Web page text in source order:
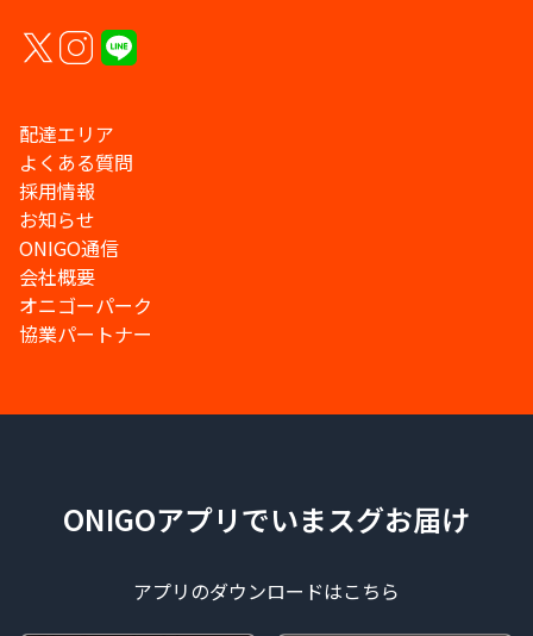
配達エリア
よくある質問
採用情報
お知らせ
ONIGO通信
会社概要
オニゴーパーク
協業パートナー
ONIGOアプリでいまスグお届け
アプリのダウンロードはこちら